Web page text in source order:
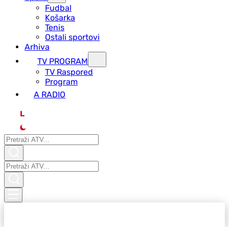
Fudbal
Košarka
Tenis
Ostali sportovi
Arhiva
TV PROGRAM
ТV Raspored
Program
A RADIO
L